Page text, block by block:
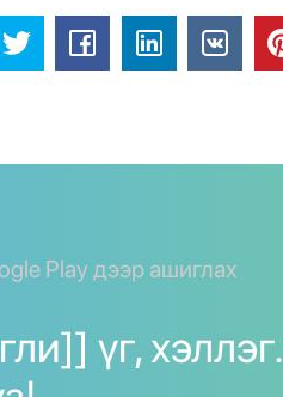
Play дээр ашиглах
үг, хэллэг.